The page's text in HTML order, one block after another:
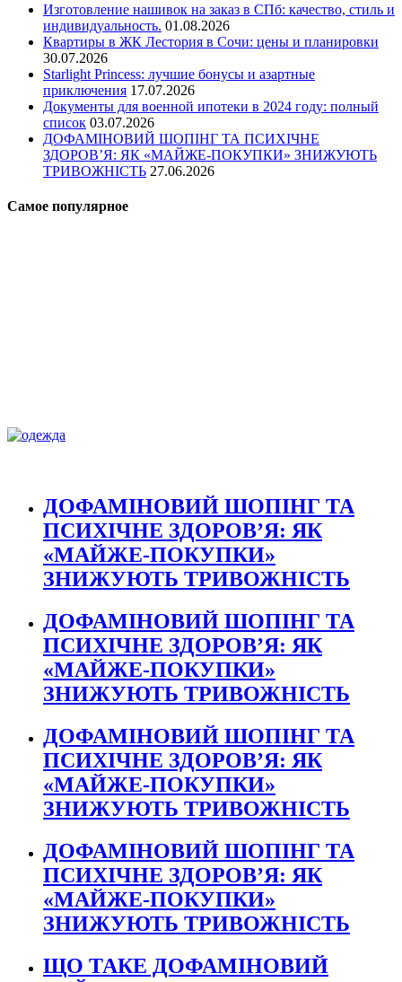
Изготовление нашивок на заказ в СПб: качество, стиль и
индивидуальность. 01.08.2026
Квартиры в ЖК Лестория в Сочи: цены и планировки
30.07.2026
Starlight Princess: лучшие бонусы и азартные
приключения 17.07.2026
Документы для военной ипотеки в 2024 году: полный
список 03.07.2026
ДОФАМІНОВИЙ ШОПІНГ ТА ПСИХІЧНЕ
ЗДОРОВ’Я: ЯК «МАЙЖЕ-ПОКУПКИ» ЗНИЖУЮТЬ
ТРИВОЖНІСТЬ 27.06.2026
Самое популярное
ДОФАМІНОВИЙ ШОПІНГ ТА
ПСИХІЧНЕ ЗДОРОВ’Я: ЯК
«МАЙЖЕ-ПОКУПКИ»
ЗНИЖУЮТЬ ТРИВОЖНІСТЬ
ДОФАМІНОВИЙ ШОПІНГ ТА
ПСИХІЧНЕ ЗДОРОВ’Я: ЯК
«МАЙЖЕ-ПОКУПКИ»
ЗНИЖУЮТЬ ТРИВОЖНІСТЬ
ДОФАМІНОВИЙ ШОПІНГ ТА
ПСИХІЧНЕ ЗДОРОВ’Я: ЯК
«МАЙЖЕ-ПОКУПКИ»
ЗНИЖУЮТЬ ТРИВОЖНІСТЬ
ДОФАМІНОВИЙ ШОПІНГ ТА
ПСИХІЧНЕ ЗДОРОВ’Я: ЯК
«МАЙЖЕ-ПОКУПКИ»
ЗНИЖУЮТЬ ТРИВОЖНІСТЬ
ЩО ТАКЕ ДОФАМІНОВИЙ